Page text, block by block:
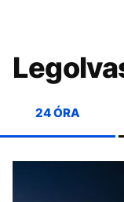
24 ÓRA